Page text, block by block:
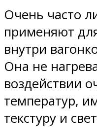
Очень часто
применяют
внутри
Она не
воздействии
температур,
текстуру и